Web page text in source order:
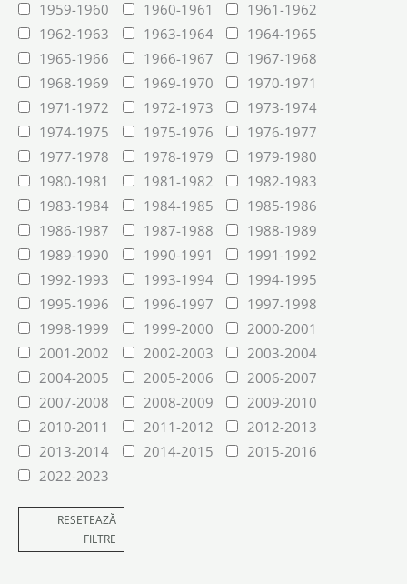
1959-1960
1960-1961
1961-1962
1962-1963
1963-1964
1964-1965
1965-1966
1966-1967
1967-1968
1968-1969
1969-1970
1970-1971
1971-1972
1972-1973
1973-1974
1974-1975
1975-1976
1976-1977
1977-1978
1978-1979
1979-1980
1980-1981
1981-1982
1982-1983
1983-1984
1984-1985
1985-1986
1986-1987
1987-1988
1988-1989
1989-1990
1990-1991
1991-1992
1992-1993
1993-1994
1994-1995
1995-1996
1996-1997
1997-1998
1998-1999
1999-2000
2000-2001
2001-2002
2002-2003
2003-2004
2004-2005
2005-2006
2006-2007
2007-2008
2008-2009
2009-2010
2010-2011
2011-2012
2012-2013
2013-2014
2014-2015
2015-2016
2022-2023
RESETEAZĂ
FILTRE